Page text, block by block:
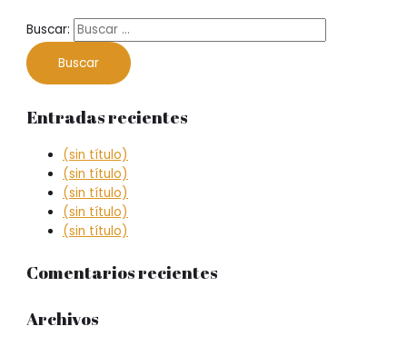
Buscar:
Entradas recientes
(sin título)
(sin título)
(sin título)
(sin título)
(sin título)
Comentarios recientes
Archivos